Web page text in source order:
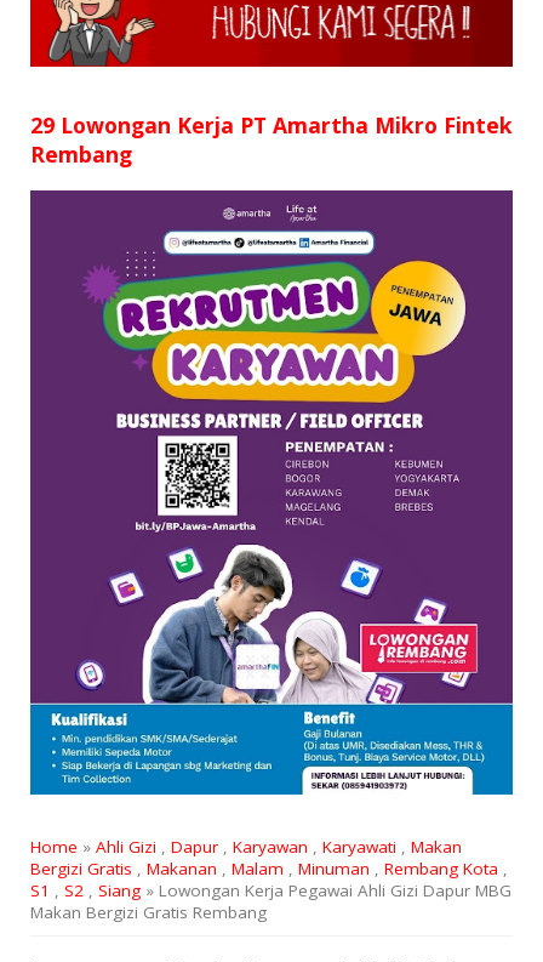
SMP
D3
SURAT LAMARAN
RIWAYAT HIDUP
29 Lowongan Kerja PT Amartha Mikro Fintek
Rembang
Home » Ahli Gizi , Dapur, Karyawan , Karyawati , Makan
Bergizi Gratis , Makanan , Malam , Minuman , Rembang Kota ,
S1 , S2, Siang» Lowongan Kerja Pegawai Ahli Gizi Dapur MBG
Makan Bergizi Gratis Rembang